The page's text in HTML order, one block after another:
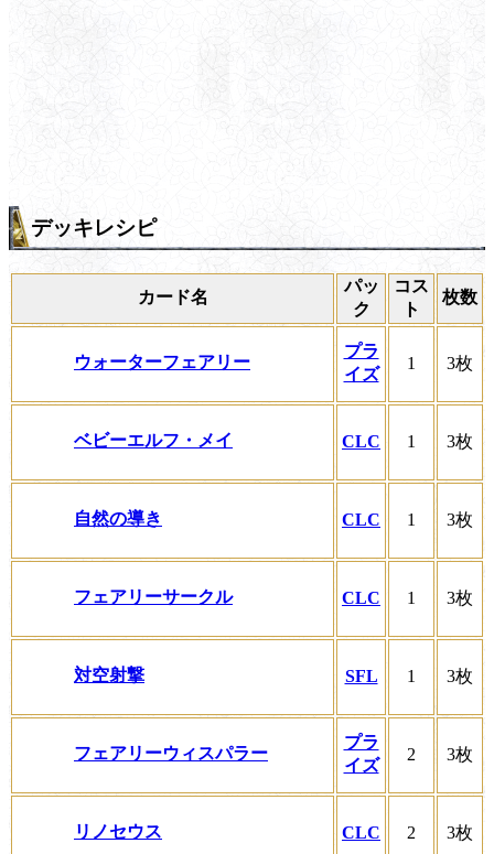
デッキレシピ
カード名
パッ
ク
コス
ト
枚数
ウォーターフェアリー
プラ
イズ
1 3枚
ベビーエルフ・メイ CLC 1 3枚
自然の導き CLC 1 3枚
フェアリーサークル CLC 1 3枚
対空射撃 SFL 1 3枚
フェアリーウィスパラー
プラ
イズ
2 3枚
リノセウス CLC 2 3枚